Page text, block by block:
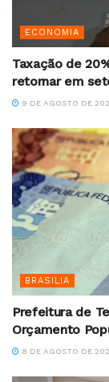
ECONOMIA
Taxação de
retornar em
9 DE AGOSTO DE
BRASILIA
Prefeitura de
Orçamento
8 DE AGOSTO DE